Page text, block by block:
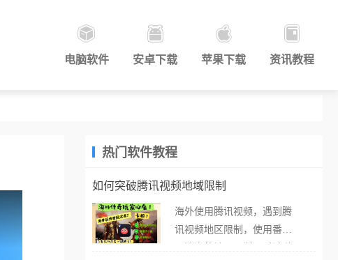
电脑软件 安卓下载 苹果下载 资讯教程
热门软件教程
如何突破腾讯视频地域限制
海外使用腾讯视频，遇到腾
讯视频地区限制，使用番茄